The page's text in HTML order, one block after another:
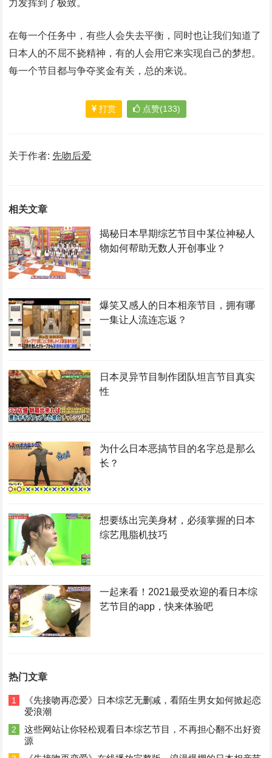
力发挥到了极致。
在每一个任务中，有些人会失去平衡，同时也让我们知道了
日本人的不屈不挠精神，有的人会用它来实现自己的梦想。
每一个节目都与争夺奖金有关，总的来说。
打赏 点赞(133)
关于作者: 先吻后爱
相关文章
揭秘日本早期综艺节目中某位神秘人
物如何帮助无数人开创事业？
爆笑又感人的日本相亲节目，拥有哪
一集让人流连忘返？
日本灵异节目制作团队坦言节目真实
性
为什么日本恶搞节目的名字总是那么
长？
想要练出完美身材，必须掌握的日本
综艺甩脂机技巧
一起来看！2021最受欢迎的看日本综
艺节目的app，快来体验吧
热门文章
1
《先接吻再恋爱》日本综艺无删减，看陌生男女如何掀起恋
爱浪潮
2
这些网站让你轻松观看日本综艺节目，不再担心翻不出好资
源